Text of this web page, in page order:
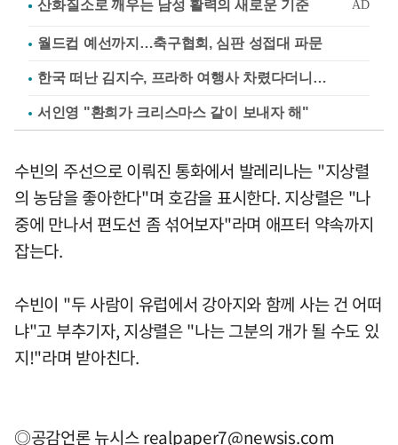
월드컵 예선까지…축구협회, 심판 성접대 파문
한국 떠난 김지수, 프라하 여행사 차렸다더니…
서인영 "환희가 크리스마스 같이 보내자 해"
수빈의 주선으로 이뤄진 통화에서 발레리나는 "지상렬
의 농담을 좋아한다"며 호감을 표시한다. 지상렬은 "나
중에 만나서 편도선 좀 섞어보자"라며 애프터 약속까지
잡는다.
수빈이 "두 사람이 유럽에서 강아지와 함께 사는 건 어떠
냐"고 부추기자, 지상렬은 "나는 그분의 개가 될 수도 있
지!"라며 받아친다.
◎공감언론 뉴시스realpaper7@newsis.com